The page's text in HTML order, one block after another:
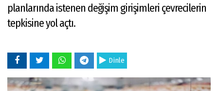
planlarında istenen değişim girişimleri çevrecilerin
tepkisine yol açtı.
Dinle